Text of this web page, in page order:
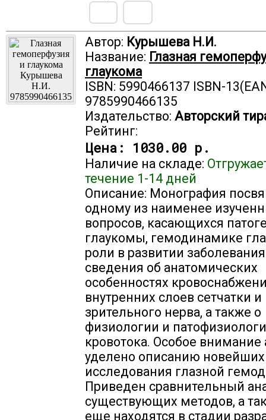
Автор: Курышева Н.И.
Название: Глазная
глаукома
ISBN: 5990466137 ISBN-
9785990466135
Издательство: Авторский
Рейтинг:
Цена: 1030.00 р.
Наличие на складе:
течение 1-14 дней
Описание: Монография
одному из наименее
вопросов, касающихся
глаукомы, гемодинамике
роли в развитии
сведения об анатомических
особенностях
внутренних слоев сетчатки и
зрительного нерва, а также о
физиологии и
кровотока. Особое внимание
уделено описанию
исследования глазной
Приведен сравнительный
существующих методов, а
еще находятся в стадии